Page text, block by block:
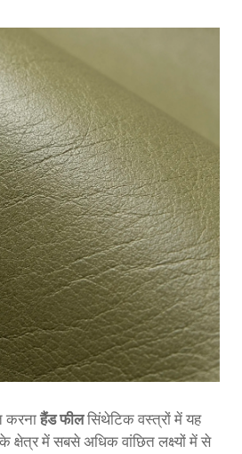
करनाहैंड फीलसिंथेटिक वस्त्रों में यह
क्षेत्र में सबसे अधिक वांछित लक्ष्यों में से